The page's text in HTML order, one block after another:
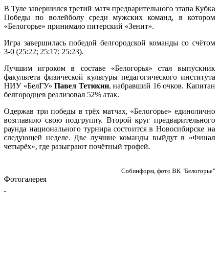
В Туле завершился третий матч предварительного этапа Кубка
Победы по волейболу среди мужских команд, в котором
«Белогорье» принимало питерский «Зенит».
Игра завершилась победой белгородской команды со счётом
3-0 (25:22; 25:17; 25:23).
Лучшим игроком в составе «Белогорья» стал выпускник
факультета физической культуры педагогического института
НИУ «БелГУ»Павел Тетюхин, набравший 16 очков. Капитан
белгородцев реализовал 52% атак.
Одержав три победы в трёх матчах, «Белогорье» единолично
возглавило свою подгруппу. Второй круг предварительного
раунда национального турнира состоится в Новосибирске на
следующей неделе. Две лучшие команды выйдут в «Финал
четырёх», где разыграют почётный трофей.
Собинформ, фото ВК "Белогорье"
Фотогалерея